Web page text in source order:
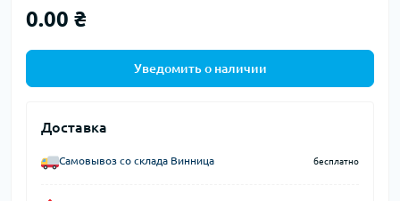
0.00 ₴
Уведомить о наличии
Доставка
Самовывоз со склада Винница бесплатно